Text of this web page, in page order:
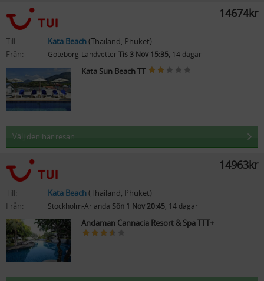
14674kr
Till: Kata Beach(Thailand, Phuket)
Från:
Göteborg-LandvetterTis 3 Nov 15:35, 14 dagar
Kata Sun Beach TT
Välj den här resan
14963kr
Till: Kata Beach(Thailand, Phuket)
Från:
Stockholm-Arlanda Sön 1 Nov 20:45, 14 dagar
Andaman Cannacia Resort & Spa TTT+